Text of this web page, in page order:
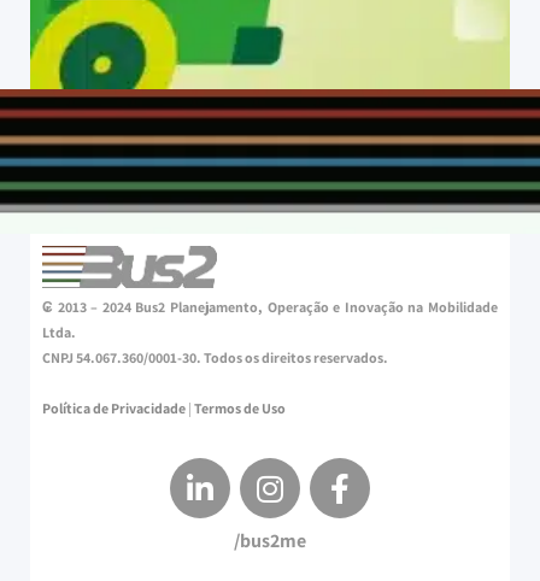
₢ 2013 – 2024 Bus2 Planejamento, Operação e Inovação na Mobilidade
Ltda.
CNPJ 54.067.360/0001-30. Todos os direitos reservados.
Política de Privacidade | Termos de Uso
/bus2me